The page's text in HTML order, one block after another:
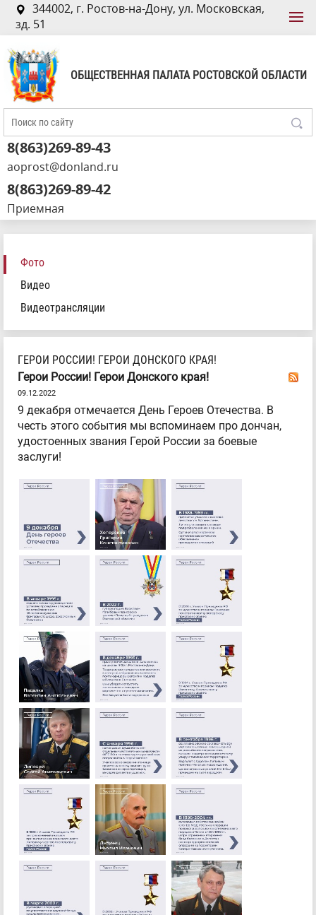
344002, г. Ростов-на-Дону, ул. Московская,
зд. 51
ОБЩЕСТВЕННАЯ ПАЛАТА РОСТОВСКОЙ ОБЛАСТИ
8(863)269-89-43
aoprost@donland.ru
8(863)269-89-42
Приемная
Фото
Видео
Видеотрансляции
ГЕРОИ РОССИИ! ГЕРОИ ДОНСКОГО КРАЯ!
Герои России! Герои Донского края!
09.12.2022
9 декабря отмечается День Героев Отечества. В
честь этого события мы вспоминаем про дончан,
удостоенных звания Герой России за боевые
заслуги!